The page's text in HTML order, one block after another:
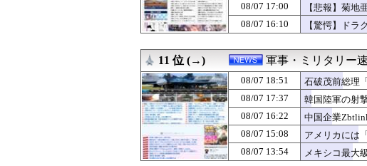
08/07 18:00
【衝撃】50代女性、京大病
08/07 18:00
中国外交部「日本は被害者
08/07 18:00
小坂菜緒のワキ出しグラビ
08/07 18:00
独身男性「育休は本当に迷
08/07 18:00
【日本水産物輸入禁止に釈
08/07 18:00
会社の後輩が飛び降りした
08/07 18:00
【モバマス】ぷちかれVS献
08/07 18:00
【悲報】村上宗隆 OPS.895
08/07 18:00
【アイドル】倉野尾成美キ
08/07 18:00
登山口でスマホは預けて入
08/07 18:00
コンゴ民主、銅・コバルト
08/07 18:00
【生活】「今晩はパン1個
08/07 17:00
【悲報】菊
08/07 16:10
【驚愕】ド
11 位 (→) 軍事・ミリタリー
08/07 18:51
石破茂前総理
08/07 17:37
韓国陸軍の射
08/07 16:22
中国企業
08/07 15:08
アメリカには
08/07 13:54
メキシコ最大